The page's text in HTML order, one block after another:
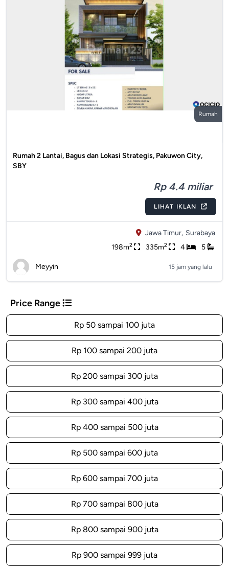
Rumah
Rumah 2 Lantai, Bagus dan Lokasi Strategis, Pakuwon City,
SBY
Rp 4.4 miliar
LIHAT IKLAN
Jawa Timur, Surabaya
198m2 335m2 4 5
Meyyin 15 jam yang lalu
Price Range
Rp 50 sampai 100 juta
Rp 100 sampai 200 juta
Rp 200 sampai 300 juta
Rp 300 sampai 400 juta
Rp 400 sampai 500 juta
Rp 500 sampai 600 juta
Rp 600 sampai 700 juta
Rp 700 sampai 800 juta
Rp 800 sampai 900 juta
Rp 900 sampai 999 juta